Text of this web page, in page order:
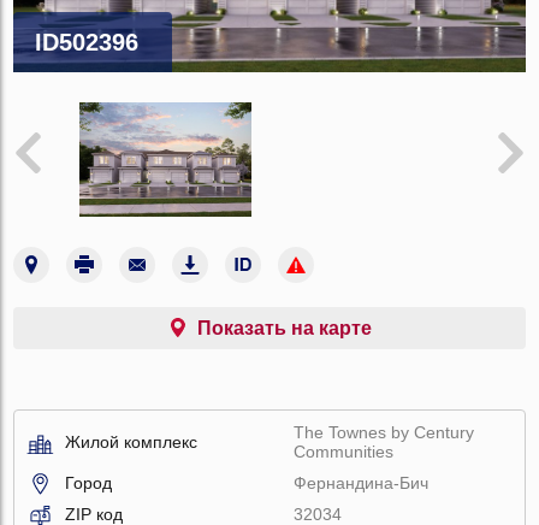
ID502396
Показать на карте
Жилой комплекс
The Townes by Century
Communities
Город
Фернандина-Бич
ZIP код
32034